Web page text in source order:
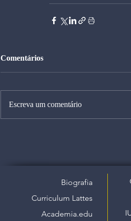
Comentários
Escreva um comentário
Biografia
Curriculum Lattes
Academia.edu